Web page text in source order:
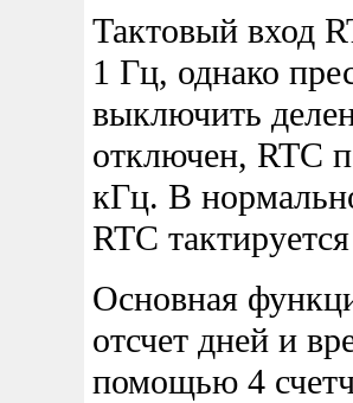
Тактовый вход
1 Гц, однако
выключить
отключен, RTC
кГц. В
RTC
Основная
отсчет дней и
помощью 4